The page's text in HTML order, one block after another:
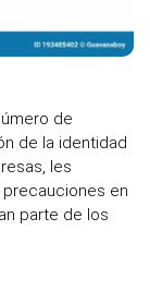
de
de la identidad
les
en
parte de los